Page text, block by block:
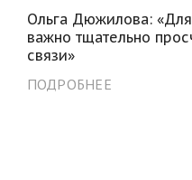
Ольга Дюжилова:
важно тщательно
связи»
ПОДРОБНЕЕ